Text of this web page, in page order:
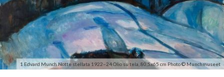
1 Edvard Munch Notte stellata 1922–24 Olio su tela, 80,5x65 cm Photo © Munchmuseet